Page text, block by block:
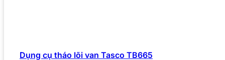
Dụng cụ tháo lõi van Tasco TB665